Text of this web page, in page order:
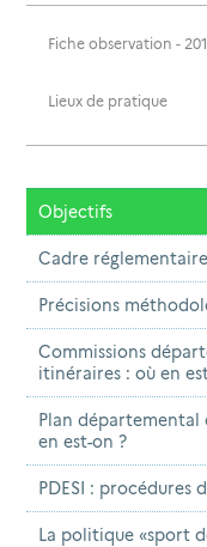
Fiche observation -
Lieux de pratique
Objectifs
Cadre
Précisions
Commissions
itinéraires : où en
Plan départemental
en est-on ?
PDESI : procédures
La politique «sport